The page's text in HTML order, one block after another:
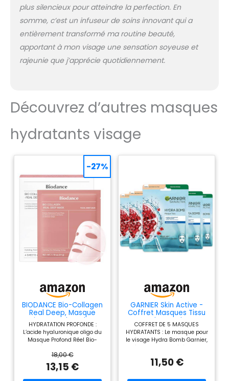
plus silencieux pour atteindre la perfection. En
somme, c’est un infuseur de soins innovant qui a
entièrement transformé ma routine beauté,
apportant à mon visage une sensation soyeuse et
rajeunie que j’apprécie quotidiennement.
Découvrez d’autres masques
hydratants visage
BIODANCE Bio-Collagen
Real Deep, Masque
Visage Hydrogel au
Collagène, Masque de
Nuit Hydratant, Soin des
Pores et de l’Élasticité,
K-Beauty Coréenne, 4
Masques
HYDRATATION PROFONDE :
L’acide hyaluronique oligo du
Masque Profond Réel Bio-
Collagène Biodance offre des
effets hydratants supérieurs à
l’acide hyaluronique
classique. Il hydrate
rapidement la surface de la
18,00 €
13,15 €
-27%
GARNIER Skin Active -
Coffret Masques Tissu
Hydra Bomb -
Hydratant & Repulpant
- À Base De Grenade &
Acide Hyaluronique -
Tissu Compostable -
Peaux Déshydratées -
COFFRET DE 5 MASQUES
HYDRATANTS : Le masque pour
le visage Hydra Bomb Garnier,
à la grenade et à l'acide
d'une lotion hydratante et
moment de bien-être et de
11,50 €